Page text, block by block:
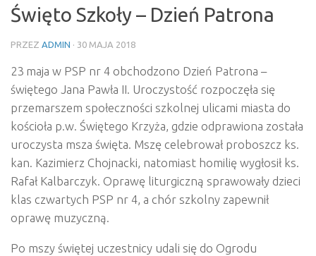
Święto Szkoły – Dzień Patrona
PRZEZ ADMIN · 30 MAJA 2018
23 maja w PSP nr 4 obchodzono Dzień Patrona –
świętego Jana Pawła II. Uroczystość rozpoczęła się
przemarszem społeczności szkolnej ulicami miasta do
kościoła p.w. Świętego Krzyża, gdzie odprawiona została
uroczysta msza święta. Mszę celebrował proboszcz ks.
kan. Kazimierz Chojnacki, natomiast homilię wygłosił ks.
Rafał Kalbarczyk. Oprawę liturgiczną sprawowały dzieci
klas czwartych PSP nr 4, a chór szkolny zapewnił
oprawę muzyczną.
Po mszy świętej uczestnicy udali się do Ogrodu